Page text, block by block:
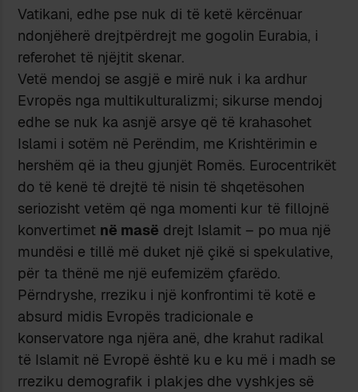
Vatikani, edhe pse nuk di të ketë kërcënuar
ndonjëherë drejtpërdrejt me gogolin Eurabia, i
referohet të njëjtit skenar.
Vetë mendoj se asgjë e mirë nuk i ka ardhur
Evropës nga multikulturalizmi; sikurse mendoj
edhe se nuk ka asnjë arsye që të krahasohet
Islami i sotëm në Perëndim, me Krishtërimin e
hershëm që ia theu gjunjët Romës. Eurocentrikët
do të kenë të drejtë të nisin të shqetësohen
seriozisht vetëm që nga momenti kur të fillojnë
konvertimet në masë drejt Islamit – po mua një
mundësi e tillë më duket një çikë si spekulative,
për ta thënë me një eufemizëm çfarëdo.
Përndryshe, rreziku i një konfrontimi të kotë e
absurd midis Evropës tradicionale e
konservatore nga njëra anë, dhe krahut radikal
të Islamit në Evropë është ku e ku më i madh se
rreziku demografik i plakjes dhe vyshkjes së